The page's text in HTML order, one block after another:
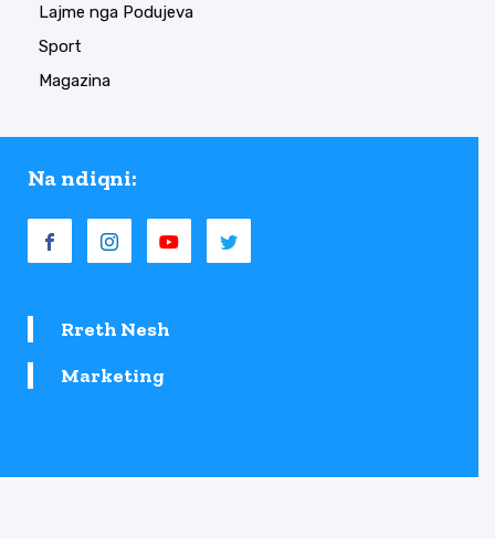
Lajme nga Podujeva
Sport
Magazina
Na ndiqni:
Rreth Nesh
Marketing